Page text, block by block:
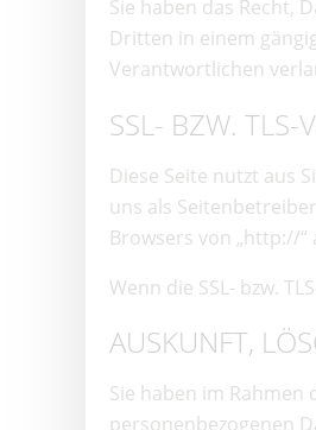
Sie haben das Recht,
Dritten in einem
Verantwortlichen
SSL- BZW. TLS-
Diese Seite nutzt aus
uns als
Browsers von „http://
Wenn die SSL- bzw.
AUSKUNFT,
Sie haben im
personenbezogenen